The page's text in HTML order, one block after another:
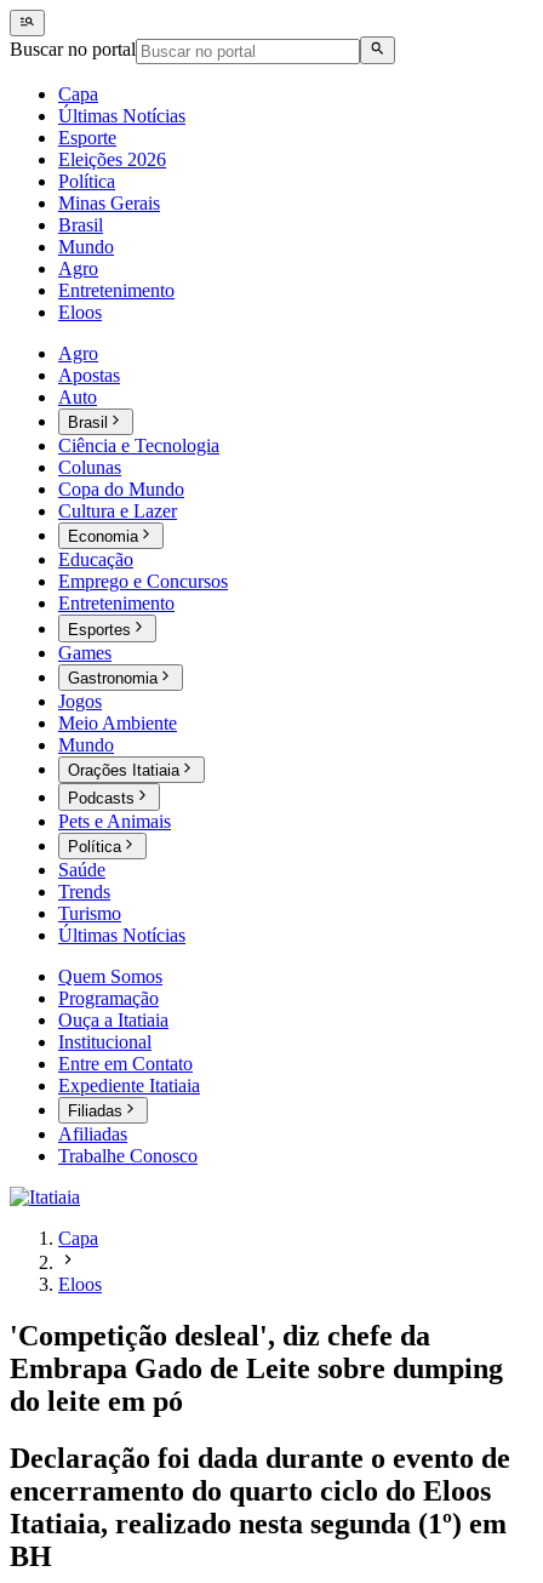
Buscar no portal
Capa
Últimas Notícias
Esporte
Eleições 2026
Política
Minas Gerais
Brasil
Mundo
Agro
Entretenimento
Eloos
Agro
Apostas
Auto
Brasil
Ciência e Tecnologia
Colunas
Copa do Mundo
Cultura e Lazer
Economia
Educação
Emprego e Concursos
Entretenimento
Esportes
Games
Gastronomia
Jogos
Meio Ambiente
Mundo
Orações Itatiaia
Podcasts
Pets e Animais
Política
Saúde
Trends
Turismo
Últimas Notícias
Quem Somos
Programação
Ouça a Itatiaia
Institucional
Entre em Contato
Expediente Itatiaia
Filiadas
Afiliadas
Trabalhe Conosco
Capa
Eloos
'Competição desleal', diz chefe da
Embrapa Gado de Leite sobre dumping
do leite em pó
Declaração foi dada durante o evento de
encerramento do quarto ciclo do Eloos
Itatiaia, realizado nesta segunda (1º) em
BH